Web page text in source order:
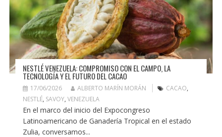
NESTLÉ VENEZUELA: COMPROMISO CON EL CAMPO, LA
TECNOLOGÍA Y EL FUTURO DEL CACAO
17/06/2026 ALBERTO MARÍN MORÁN CACAO,
NESTLÉ, SAVOY, VENEZUELA
En el marco del inicio del Expocongreso
Latinoamericano de Ganadería Tropical en el estado
Zulia, conversamos...